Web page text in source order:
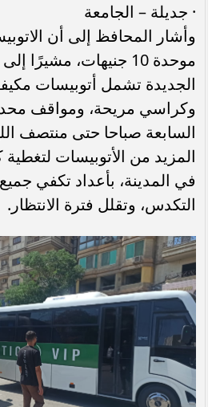
· جديلة – الجامعة
وأشار المحافظ إلى أن
موحدة 10 جنيهات،
الجديدة تشمل أتوبيسات
وكراسي مريحة، ومواقف
السابعة صباحا حتى منتصف
المزيد من الأتوبيسات
في المدينة، بأعداد تكفي
التكدس، وتقلل فترة الانتظار.